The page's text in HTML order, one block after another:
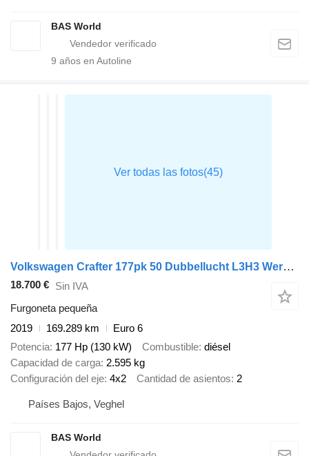
BAS World
9 años en Autoline
Volkswagen Crafter 177pk 50 Dubbellucht L3H3 Werkplaatsinrichting Trekhaak
18.700 € Sin IVA
Furgoneta pequeña
2019
169.289 km
Euro 6
Potencia 177 Hp (130 kW) Combustible diésel
Capacidad de carga 2.595 kg
Configuración del eje 4x2 Cantidad de asientos 2
Países Bajos, Veghel
BAS World